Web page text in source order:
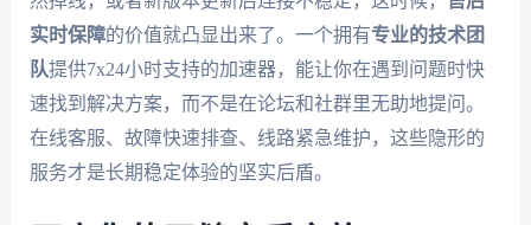
实时保障的价值就凸显出来了。一个拥有专业的技术团
队提供7x24小时支持的加速器，能让你在遇到问题时快
速找到解决方案，而不是在论坛和社群里无助地提问。
在线客服、故障快速排查、线路紧急维护，这些隐形的
服务才是长期稳定体验的坚实后盾。